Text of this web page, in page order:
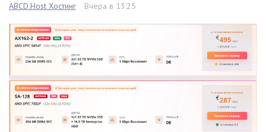
ABCD.Host Хостинг Вчера в 13:25